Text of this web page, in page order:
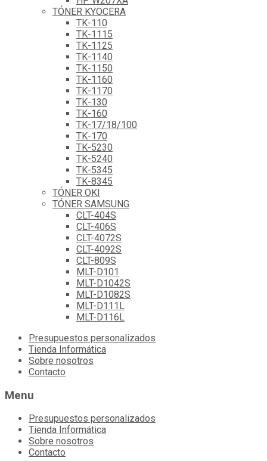
TÓNER KYOCERA
TK-110
TK-1115
TK-1125
TK-1140
TK-1150
TK-1160
TK-1170
TK-130
TK-160
TK-17/18/100
TK-170
TK-5230
TK-5240
TK-5345
TK-8345
TÓNER OKI
TÓNER SAMSUNG
CLT-404S
CLT-406S
CLT-4072S
CLT-4092S
CLT-809S
MLT-D101
MLT-D1042S
MLT-D1082S
MLT-D111L
MLT-D116L
Skip
content
Presupuestos personalizados
Tienda Informática
Sobre nosotros
Contacto
Menu
Presupuestos personalizados
Tienda Informática
Sobre nosotros
Contacto